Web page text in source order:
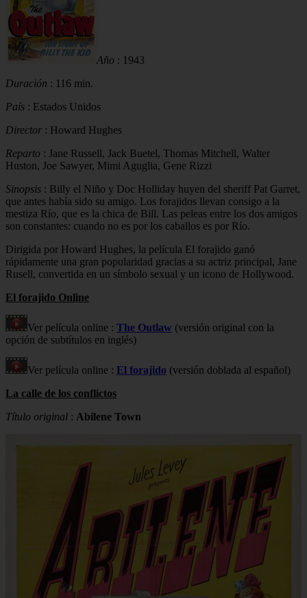
Año : 1943
Duración : 116 min.
País : Estados Unidos
Director : Howard Hughes
Reparto : Jane Russell, Jack Buetel, Thomas Mitchell, Walter
Huston, Joe Sawyer, Mimi Aguglia, Gene Rizzi
Sinopsis : Billy el Niño y Doc Holliday huyen del sheriff Pat Garret,
que antes había sido su amigo. Los forajidos llevan consigo a la
mestiza Río, que es la chica de Bill. Las peleas entre los dos amigos
son constantes: cuando no es por los caballos es por Río.
Dirigida por Howard Hughes, la película El forajido ganó
rápidamente una gran popularidad gracias a su actriz principal, Jane
Rusell, convertida en un símbolo sexual y un icono de Hollywood.
El forajido Online
Ver película online : The Outlaw (versión original con la
opción de subtítulos en inglés)
Ver película online : El forajido (versión doblada al español)
La calle de los conflictos
Título original : Abilene Town